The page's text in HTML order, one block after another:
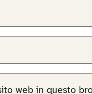
web in questo